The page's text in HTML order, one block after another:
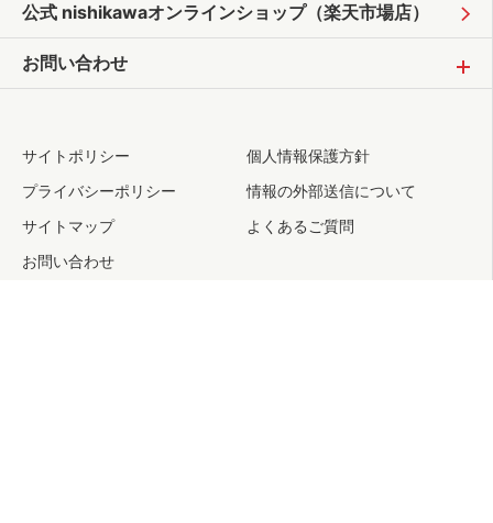
公式 nishikawaオンラインショップ（楽天市場店）
お問い合わせ
サイトポリシー
個人情報保護方針
プライバシーポリシー
情報の外部送信について
サイトマップ
よくあるご質問
お問い合わせ